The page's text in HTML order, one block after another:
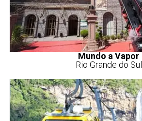
Mundo a Vapor
Rio Grande do Sul